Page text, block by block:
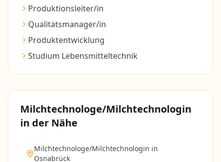
Produktionsleiter/in
Qualitätsmanager/in
Produktentwicklung
Studium Lebensmitteltechnik
Milchtechnologe/Milchtechnologin
in der Nähe
Milchtechnologe/Milchtechnologin in
Osnabrück